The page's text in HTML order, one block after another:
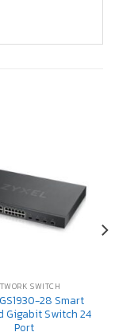
SWITCH
28 Smart
Gigabit Switch 24
Port